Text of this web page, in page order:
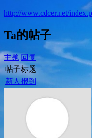
http://www.cdcer.net/
Ta的帖子
主题|回复
帖子标题
新人报到